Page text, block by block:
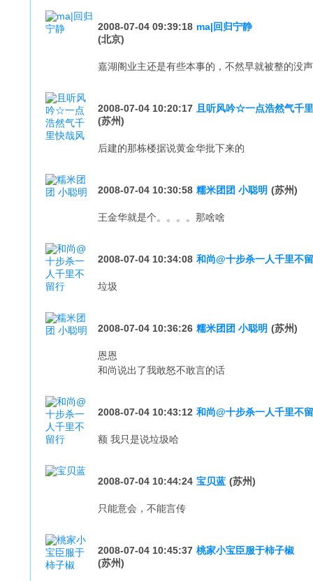
2008-07-04 09:39:18 ma|回归宁静
(北京)
嘉湖阁业主还是有些本事的，不然早就被整的没
2008-07-04 10:20:17 且听风吟☆一点浩然气千
(苏州)
后建的那栋楼据说黄金华批下来的
2008-07-04 10:30:58 糯米团团 小聪明 (苏州)
王金华就是个。。。。那啥啥
2008-07-04 10:34:08 和尚@十步杀一人千里不
垃圾
2008-07-04 10:36:26 糯米团团 小聪明 (苏州)
恩恩
和尚说出了我敢怒不敢言的话
2008-07-04 10:43:12 和尚@十步杀一人千里不
额 我只是说垃圾哈
2008-07-04 10:44:24 宝贝蓝 (苏州)
只能意会，不能言传
2008-07-04 10:45:37 桃家小宝臣服于柿子椒
(苏州)